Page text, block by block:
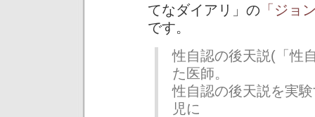
てなダイアリ」の 「ジョ
です。
性自認の後天説(「性
た医師。
性自認の後天説を実
児に